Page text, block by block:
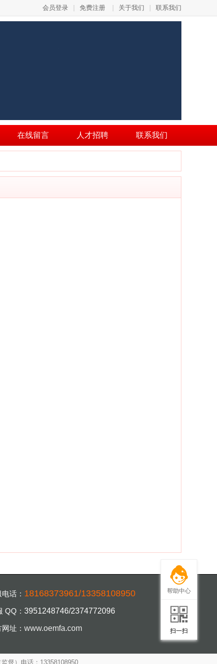
会员登录 免费注册 关于我们 联系我们
在线留言 人才招聘 联系我们
话： 18168373961/13358108950
QQ： 3951248746/2374772096
址： www.oemfa.com
督）电话：13358108950
帮助中心
扫一扫
扫一扫，手机访